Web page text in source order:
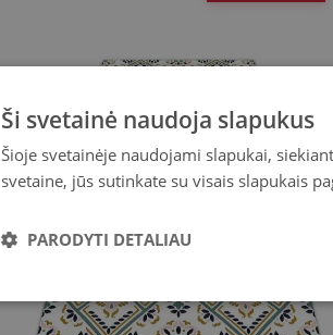
Ši svetainė naudoja slapukus
Šioje svetainėje naudojami slapukai,
svetaine, jūs sutinkate su visais slapukais
PARODYTI DETALIAU